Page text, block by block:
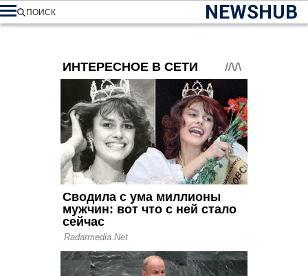
NEWSHUB
ПОИСК